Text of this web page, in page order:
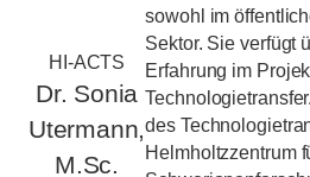
HI-ACTS
Dr. Sonia
Utermann,
M.Sc.
sowohl im
Sektor. Sie verfügt
Erfahrung im
des
Helmholtzzentrum